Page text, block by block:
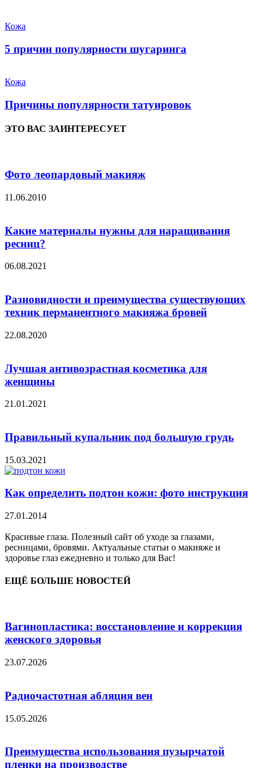
Кожа
5 причин популярности шугаринга
Кожа
Причины популярности татуировок
ЭТО ВАС ЗАИНТЕРЕСУЕТ
Фото леопардовый макияж
11.06.2010
Какие материалы нужны для наращивания
ресниц?
06.08.2021
Разновидности и преимущества существующих
техник перманентного макияжа бровей
22.08.2020
Лучшая антивозрастная косметика для
женщины
21.01.2021
Правильный купальник под большую грудь
15.03.2021
Как определить подтон кожи: фото инструкция
27.01.2014
Красивые глаза. Полезный сайт об уходе за глазами,
ресницами, бровями. Актуальные статьи о макияже и
здоровье глаз ежедневно и только для Вас!
ЕЩЁ БОЛЬШЕ НОВОСТЕЙ
Вагинопластика: восстановление и коррекция
женского здоровья
23.07.2026
Радиочастотная абляция вен
15.05.2026
Преимущества использования пузырчатой
пленки на производстве